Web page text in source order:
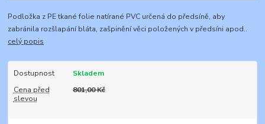
Podložka z PE tkané folie natírané PVC určená do předsíně, aby
zabránila rozšlapání bláta, zašpinění věci položených v předsíni apod..
celý popis
Dostupnost
Skladem
Cena před
slevou
801,00 Kč